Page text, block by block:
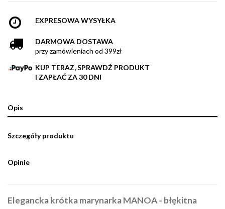
EXPRESOWA WYSYŁKA
DARMOWA DOSTAWA
przy zamówieniach od 399zł
KUP TERAZ, SPRAWDŹ PRODUKT
I ZAPŁAĆ ZA 30 DNI
Opis
Szczegóły produktu
Opinie
Elegancka krótka marynarka MANOA - błękitna